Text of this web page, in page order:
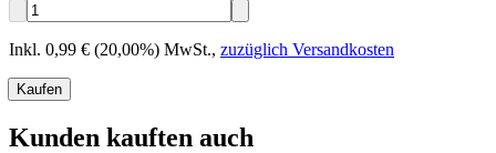
Inkl. 0,99 € (20,00%) MwSt., zuzüglich Versandkosten
Kaufen
Kunden kauften auch